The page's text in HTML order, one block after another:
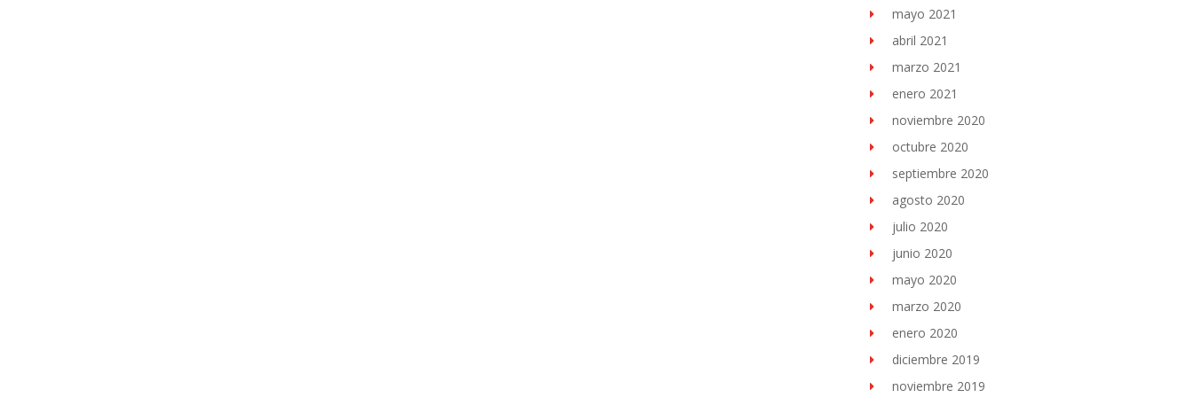
mayo 2021
abril 2021
marzo 2021
enero 2021
noviembre 2020
octubre 2020
septiembre 2020
agosto 2020
julio 2020
junio 2020
mayo 2020
marzo 2020
enero 2020
diciembre 2019
noviembre 2019